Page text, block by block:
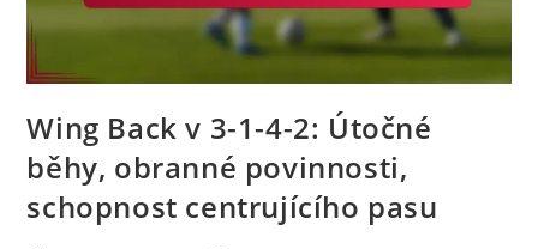
Wing Back v 3-1-4-2: Útočné
běhy, obranné povinnosti,
schopnost centrujícího pasu